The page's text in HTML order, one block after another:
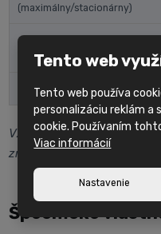
(maximálny/stacionárny)
Hmotnosť stroja
Vzhľadom na neustály
zmeniť bez
Špecifické
Tento web
Tento web používa
personalizáciu reklám a
cookie. Používaním
Viac informácií
Nastavenie